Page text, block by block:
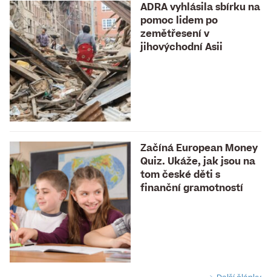
ADRA vyhlásila sbírku na
pomoc lidem po
zemětřesení v
jihovýchodní Asii
Začíná European Money
Quiz. Ukáže, jak jsou na
tom české děti s
finanční gramotností